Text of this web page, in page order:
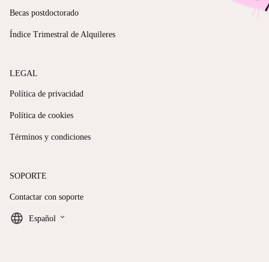
Becas postdoctorado
Índice Trimestral de Alquileres
LEGAL
Política de privacidad
Política de cookies
Términos y condiciones
SOPORTE
Contactar con soporte
Español keyboard_arrow_down